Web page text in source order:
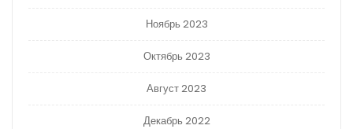
Ноябрь 2023
Октябрь 2023
Август 2023
Декабрь 2022